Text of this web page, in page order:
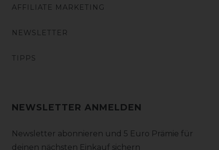
AFFILIATE MARKETING
NEWSLETTER
TIPPS
NEWSLETTER ANMELDEN
Newsletter abonnieren und 5 Euro Prämie für
deinen nächsten Einkauf sichern